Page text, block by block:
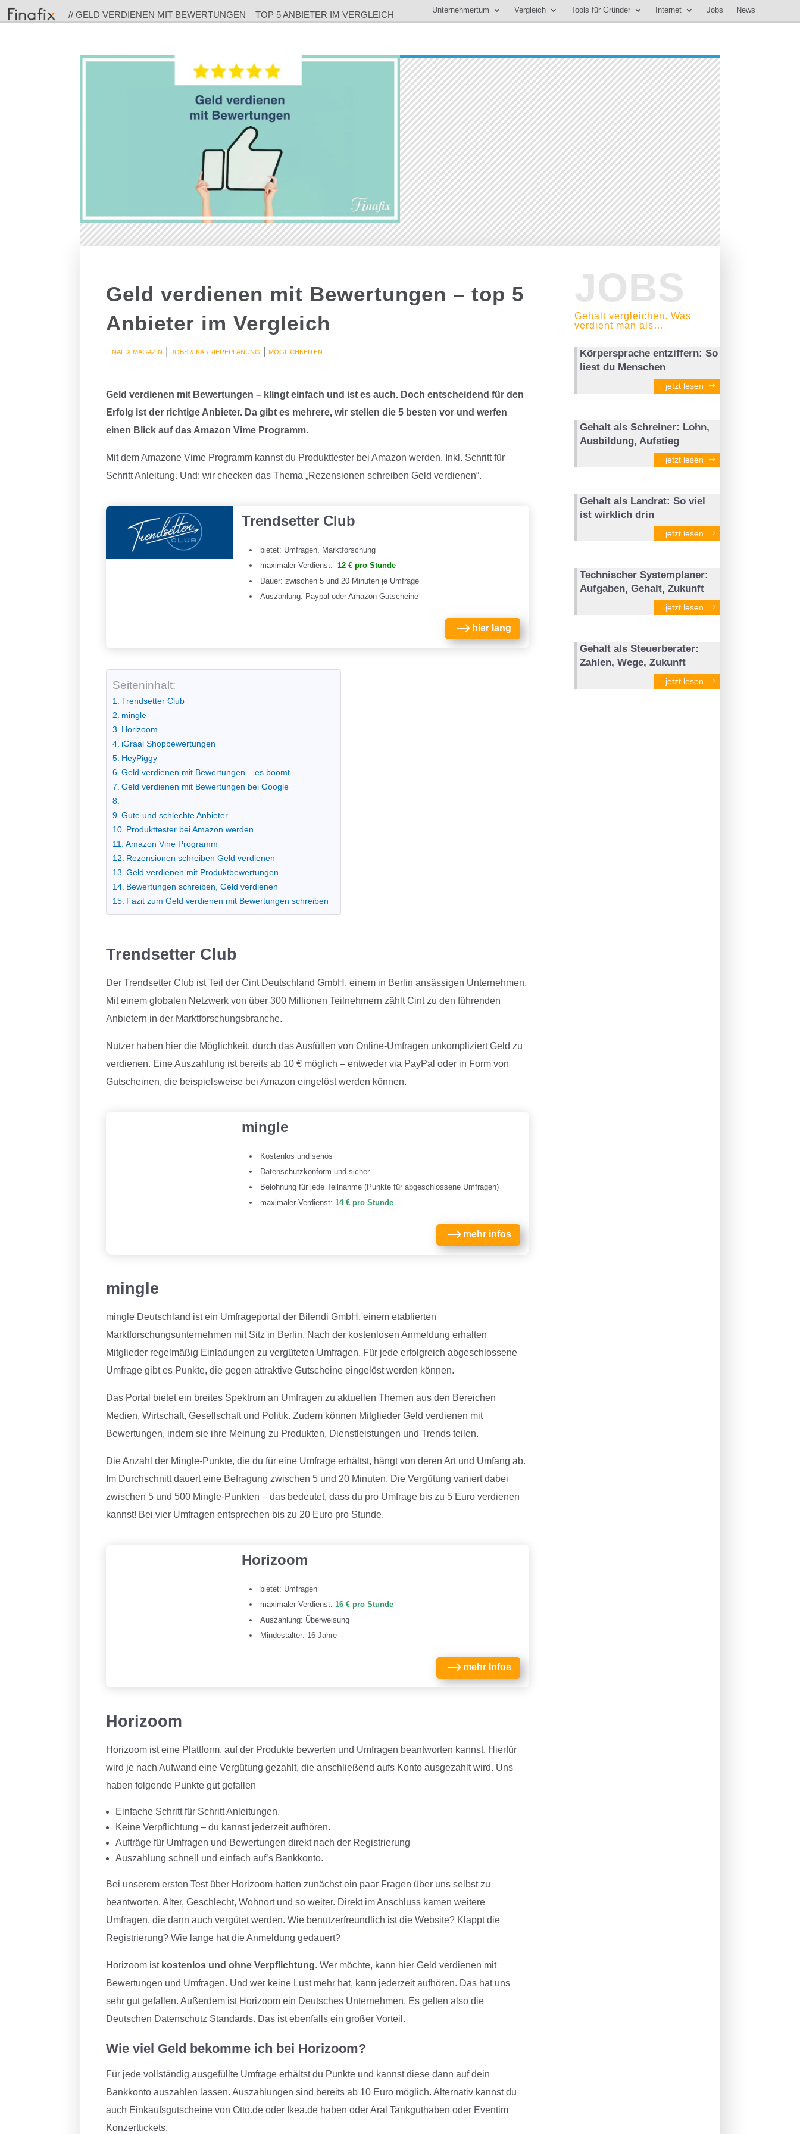
// GELD VERDIENEN MIT BEWERTUNGEN – TOP 5 ANBIETER IM VERGLEICH Unternehmertum Vergleich Tools für Gründer Internet Jobs News
Geld verdienen mit Bewertungen – top 5
Anbieter im Vergleich
FINAFIX MAGAZIN |JOBS & KARRIEREPLANUNG |MÖGLICHKEITEN
Geld verdienen mit Bewertungen – klingt einfach und ist es auch. Doch entscheidend für den
Erfolg ist der richtige Anbieter. Da gibt es mehrere, wir stellen die 5 besten vor und werfen
einen Blick auf das Amazon Vime Programm.
Mit dem Amazone Vime Programm kannst du Produkttester bei Amazon werden. Inkl. Schritt für
Schritt Anleitung. Und: wir checken das Thema „Rezensionen schreiben Geld verdienen“.
Trendsetter Club
bietet: Umfragen, Marktforschung
maximaler Verdienst:
12 € pro Stunde
Dauer: zwischen 5 und 20 Minuten je Umfrage
Auszahlung: Paypal oder Amazon Gutscheine
$ hier lang
Seiteninhalt:
Trendsetter Club
mingle
Horizoom
iGraal Shopbewertungen
HeyPiggy
Geld verdienen mit Bewertungen – es boomt
Geld verdienen mit Bewertungen bei Google
Gute und schlechte Anbieter
Produkttester bei Amazon werden
Amazon Vine Programm
Rezensionen schreiben Geld verdienen
Geld verdienen mit Produktbewertungen
Bewertungen schreiben, Geld verdienen
Fazit zum Geld verdienen mit Bewertungen schreiben
Trendsetter Club
Der Trendsetter Club ist Teil der Cint Deutschland GmbH, einem in Berlin ansässigen Unternehmen.
Mit einem globalen Netzwerk von über 300 Millionen Teilnehmern zählt Cint zu den führenden
Anbietern in der Marktforschungsbranche.
Nutzer haben hier die Möglichkeit, durch das Ausfüllen von Online-Umfragen unkompliziert Geld zu
verdienen. Eine Auszahlung ist bereits ab 10 € möglich – entweder via PayPal oder in Form von
Gutscheinen, die beispielsweise bei Amazon eingelöst werden können.
mingle
Kostenlos und seriös
Datenschutzkonform und sicher
Belohnung für jede Teilnahme (Punkte für abgeschlossene Umfragen)
maximaler Verdienst:14 € pro Stunde
$ mehr infos
mingle
mingle Deutschland ist ein Umfrageportal der Bilendi GmbH, einem etablierten
Marktforschungsunternehmen mit Sitz in Berlin. Nach der kostenlosen Anmeldung erhalten
Mitglieder regelmäßig Einladungen zu vergüteten Umfragen. Für jede erfolgreich abgeschlossene
Umfrage gibt es Punkte, die gegen attraktive Gutscheine eingelöst werden können.
Das Portal bietet ein breites Spektrum an Umfragen zu aktuellen Themen aus den Bereichen
Medien, Wirtschaft, Gesellschaft und Politik. Zudem können Mitglieder Geld verdienen mit
Bewertungen, indem sie ihre Meinung zu Produkten, Dienstleistungen und Trends teilen.
Die Anzahl der Mingle-Punkte, die du für eine Umfrage erhältst, hängt von deren Art und Umfang ab.
Im Durchschnitt dauert eine Befragung zwischen 5 und 20 Minuten. Die Vergütung variiert dabei
zwischen 5 und 500 Mingle-Punkten – das bedeutet, dass du pro Umfrage bis zu 5 Euro verdienen
kannst! Bei vier Umfragen entsprechen bis zu 20 Euro pro Stunde.
Horizoom
bietet: Umfragen
maximaler Verdienst:16 € pro Stunde
Auszahlung: Überweisung
Mindestalter: 16 Jahre
$ mehr Infos
Horizoom
Horizoom ist eine Plattform, auf der Produkte bewerten und Umfragen beantworten kannst. Hierfür
wird je nach Aufwand eine Vergütung gezahlt, die anschließend aufs Konto ausgezahlt wird. Uns
haben folgende Punkte gut gefallen
Einfache Schritt für Schritt Anleitungen.
Keine Verpflichtung – du kannst jederzeit aufhören.
Aufträge für Umfragen und Bewertungen direkt nach der Registrierung
Auszahlung schnell und einfach auf’s Bankkonto.
Bei unserem ersten Test über Horizoom hatten zunächst ein paar Fragen über uns selbst zu
beantworten. Alter, Geschlecht, Wohnort und so weiter. Direkt im Anschluss kamen weitere
Umfragen, die dann auch vergütet werden. Wie benutzerfreundlich ist die Website? Klappt die
Registrierung? Wie lange hat die Anmeldung gedauert?
Horizoom ist kostenlos und ohne Verpflichtung. Wer möchte, kann hier Geld verdienen mit
Bewertungen und Umfragen. Und wer keine Lust mehr hat, kann jederzeit aufhören. Das hat uns
sehr gut gefallen. Außerdem ist Horizoom ein Deutsches Unternehmen. Es gelten also die
Deutschen Datenschutz Standards. Das ist ebenfalls ein großer Vorteil.
Wie viel Geld bekomme ich bei Horizoom?
Für jede vollständig ausgefüllte Umfrage erhältst du Punkte und kannst diese dann auf dein
Bankkonto auszahlen lassen. Auszahlungen sind bereits ab 10 Euro möglich. Alternativ kannst du
auch Einkaufsgutscheine von Otto.de oder Ikea.de haben oder Aral Tankguthaben oder Eventim
Konzerttickets.
JOBS
Gehalt vergleichen. Was
verdient man als…
Körpersprache entziffern: So
liest du Menschen
jetzt lesen
Gehalt als Schreiner: Lohn,
Ausbildung, Aufstieg
jetzt lesen
Gehalt als Landrat: So viel
ist wirklich drin
jetzt lesen
Technischer Systemplaner:
Aufgaben, Gehalt, Zukunft
jetzt lesen
Gehalt als Steuerberater:
Zahlen, Wege, Zukunft
jetzt lesen